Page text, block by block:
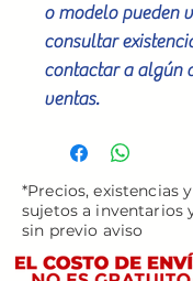
o modelo pueden
consultar
contactar a algún
ventas.
*Precios, existencias
sujetos a inventarios
sin previo aviso